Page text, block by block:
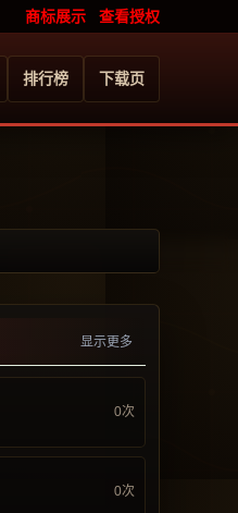
商标展示 查看授权
排行榜 下载页
显示更多
0次
0次